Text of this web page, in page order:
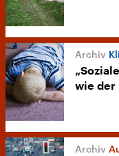
wie der